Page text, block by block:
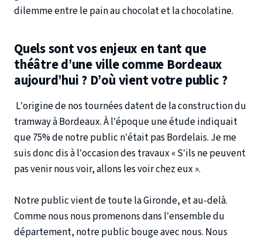
dilemme entre le pain au chocolat et la chocolatine.
Quels sont vos enjeux en tant que
théâtre d’une ville comme Bordeaux
aujourd’hui ? D’où vient votre public ?
L’origine de nos tournées datent de la construction du
tramway à Bordeaux. À l’époque une étude indiquait
que 75% de notre public n’était pas Bordelais. Je me
suis donc dis à l’occasion des travaux « S’ils ne peuvent
pas venir nous voir, allons les voir chez eux ».
Notre public vient de toute la Gironde, et au-delà.
Comme nous nous promenons dans l’ensemble du
département, notre public bouge avec nous. Nous